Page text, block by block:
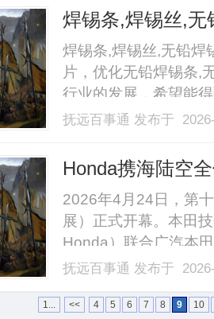
痴呆（PDD）[1]。
焊锡条,焊锡丝,无
锡线,无铅焊锡片,
丝，纯锌丝
焊锡条,焊锡丝,无铅焊
片，优化无铅焊锡条,
行业的发展，希望能
抚远百事通 发布于
Honda携海陆空
2026年4月24日，第
展）正式开幕。本田
Honda）联合广汽本
风本田汽车有限公司
力，打造出一个跨越
抚远百事通 发布于
1... << 4 5 6 7 8 9 10